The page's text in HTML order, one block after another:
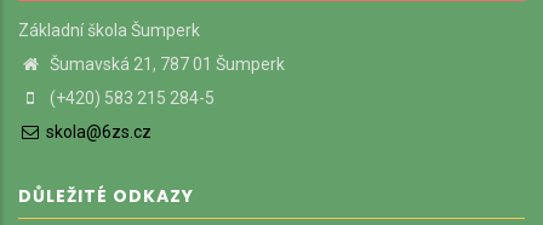
Základní škola Šumperk
Šumavská 21, 787 01 Šumperk
(+420) 583 215 284-5
skola@6zs.cz
DŮLEŽITÉ ODKAZY